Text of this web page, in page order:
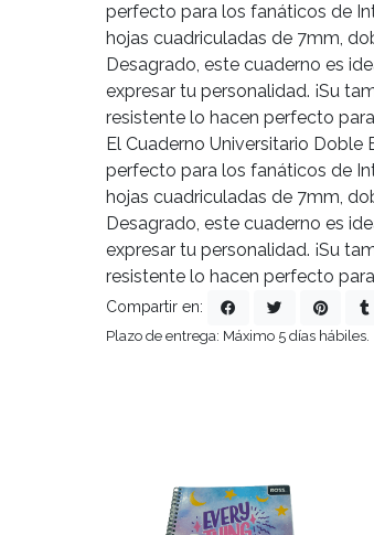
perfecto para los fanáticos de
hojas cuadriculadas de 7mm,
Desagrado, este cuaderno es
expresar tu personalidad. ¡Su
resistente lo hacen perfecto
El Cuaderno Universitario
perfecto para los fanáticos de
hojas cuadriculadas de 7mm,
Desagrado, este cuaderno es
expresar tu personalidad. ¡Su
resistente lo hacen perfecto
Compartir en:
Plazo de entrega: Máximo 5 días hábiles.